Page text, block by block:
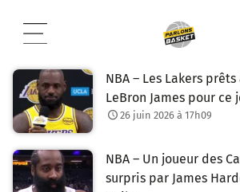
contenu
NBA – Les Lakers
LeBron James pour ce
26 juin 2026 à 17h09
NBA – Un joueur des
surpris par James